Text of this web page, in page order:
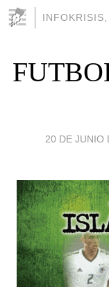
20 DE JUNIO